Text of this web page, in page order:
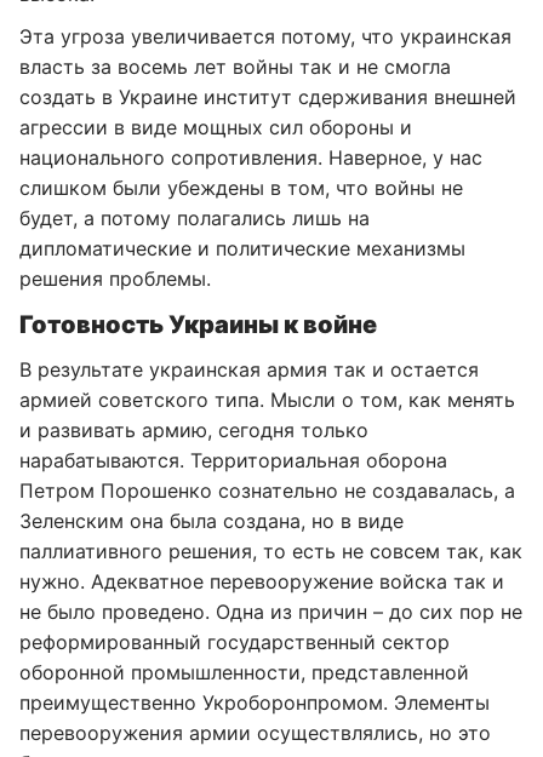
Эта угроза увеличивается потому, что украинская
власть за восемь лет войны так и не смогла
создать в Украине институт сдерживания внешней
агрессии в виде мощных сил обороны и
национального сопротивления. Наверное, у нас
слишком были убеждены в том, что войны не
будет, а потому полагались лишь на
дипломатические и политические механизмы
решения проблемы.
Готовность Украины к войне
В результате украинская армия так и остается
армией советского типа. Мысли о том, как менять
и развивать армию, сегодня только
нарабатываются. Территориальная оборона
Петром Порошенко сознательно не создавалась, а
Зеленским она была создана, но в виде
паллиативного решения, то есть не совсем так, как
нужно. Адекватное перевооружение войска так и
не было проведено. Одна из причин – до сих пор не
реформированный государственный сектор
оборонной промышленности, представленной
преимущественно Укроборонпромом. Элементы
перевооружения армии осуществлялись, но это